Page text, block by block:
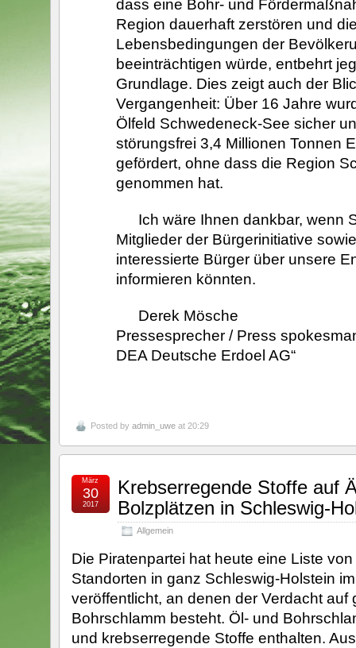
dass eine Bohr- und
Region dauerhaft zerstören und
Lebensbedingungen der
beeinträchtigen würde, entbehrt
Grundlage. Dies zeigt auch der
Vergangenheit: Über 16 Jahre
Ölfeld Schwedeneck-See sicher
störungsfrei 3,4 Millionen Tonnen
gefördert, ohne dass die Region
genommen hat.
Ich wäre Ihnen dankbar, wenn
Mitglieder der Bürgerinitiative
interessierte Bürger über unsere
informieren könnten.
Derek Mösche
Pressesprecher / Press
DEA Deutsche Erdoel AG“
Posted by admin_uweat 20:29
Krebserregende Stoffe auf
Bolzplätzen in Schleswig-
Allgemein
März
30
2017
Die Piratenpartei hat heute eine Liste
Standorten in ganz Schleswig-Holstein
veröffentlicht, an denen der Verdacht auf
Bohrschlamm besteht. Öl- und
und krebserregende Stoffe enthalten.